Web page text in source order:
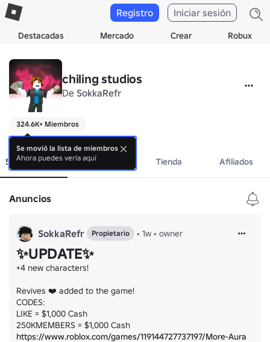
Destacadas Mercado Crear Robux
Registro Iniciar sesión
chiling studios
De SokkaRefr
324.6K+ Miembros
.
Sobre el grupo Eventos Tienda Afiliados
Anuncios
SokkaRefr Propietario • 1w • owner
✨UPDATE✨
+4 new characters!
Revives ❤️ added to the game!
CODES:
LIKE = $1,000 Cash
https://www.roblox.com/games/119144727737197/More-Aura
Se movió la lista de miembros
Ahora puedes verla aquí